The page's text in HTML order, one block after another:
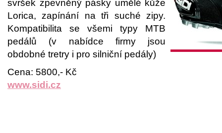
svršek zpevněný pásky umělé kůže
Lorica, zapínání na tři suché zipy.
Kompatibilita se všemi typy MTB
pedálů (v nabídce firmy jsou
obdobné tretry i pro silniční pedály)
Cena: 5800,- Kč
www.sidi.cz